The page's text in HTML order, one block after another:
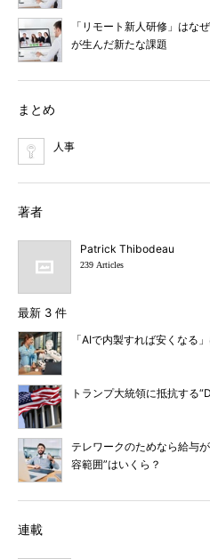
「リモート新人研修」は
が生んだ新たな課題
まとめ
人事
著者
Patrick Thibodeau
239 Articles
最新 3 件
「AIで内製すれば安くなる
トランプ大統領に抵抗する
テレワークのためなら給与
容範囲”はいくら？
連載